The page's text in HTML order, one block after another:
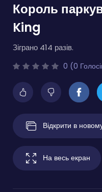
Король
King
Зіграно 414 разів.
0 (0
Відкрити в новому
На весь екран